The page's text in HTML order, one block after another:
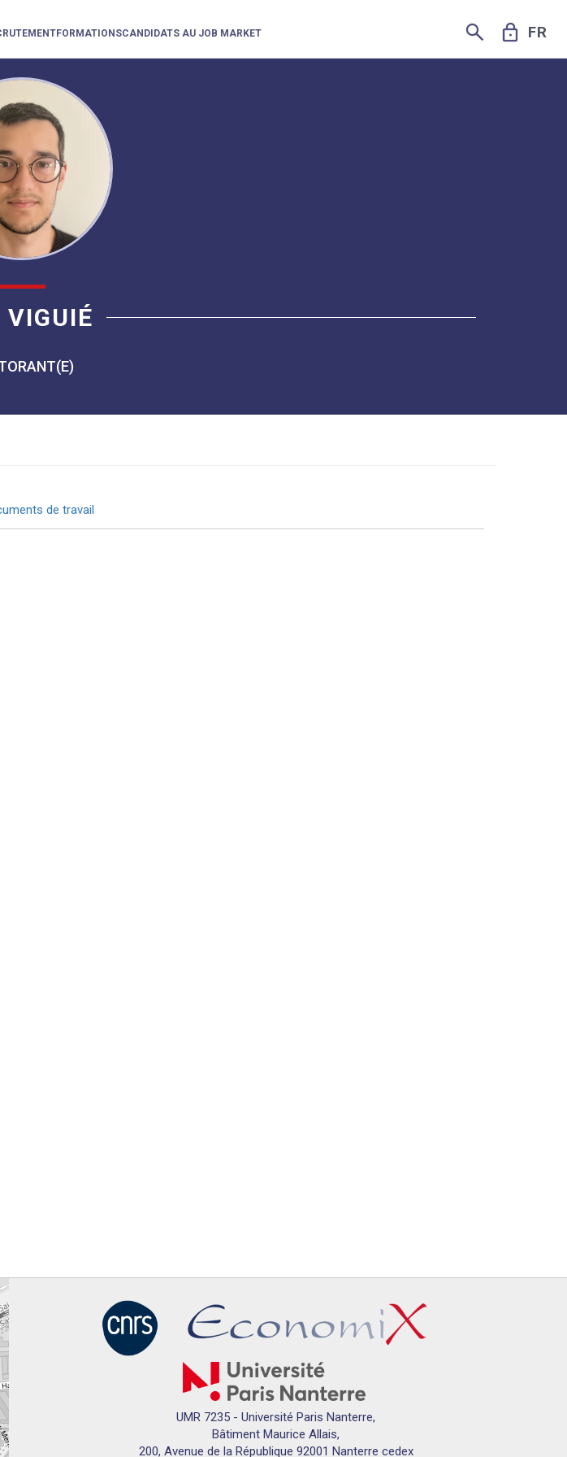
FORMATIONSCANDIDATS AU JOB MARKET SEARCH LOCK FR
VIGUIÉ
de travail
UMR 7235 - Université Paris Nanterre,
Bâtiment Maurice Allais,
200, Avenue de la République 92001 Nanterre cedex